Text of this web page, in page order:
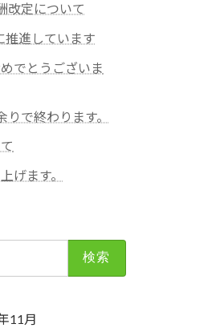
改定について
推進しています
でとうございま
で終わります。
げます。
11月